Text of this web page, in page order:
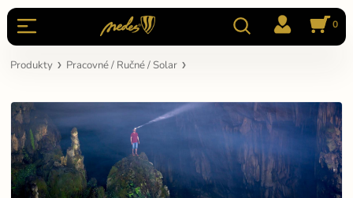
0
Produkty Pracovné / Ručné / Solar